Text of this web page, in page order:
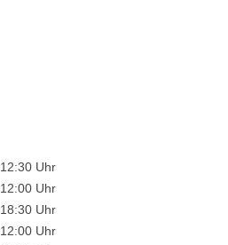
Uhr
Uhr
Uhr
Uhr